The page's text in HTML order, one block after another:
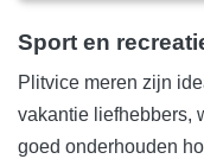
Sport en
Plitvice meren zijn
vakantie liefhebbers,
goed onderhouden